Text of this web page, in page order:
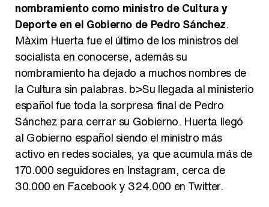
nombramiento como ministro de Cultura y
Deporte en el Gobierno de Pedro Sánchez.
Màxim Huerta fue el último de los ministros del
socialista en conocerse, además su
nombramiento ha dejado a muchos nombres de
la Cultura sin palabras. b>Su llegada al ministerio
español fue toda la sorpresa final de Pedro
Sánchez para cerrar su Gobierno. Huerta llegó
al Gobierno español siendo el ministro más
activo en redes sociales, ya que acumula más de
170.000 seguidores en Instagram, cerca de
30.000 en Facebook y 324.000 en Twitter.